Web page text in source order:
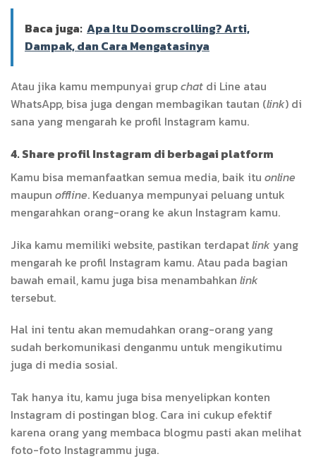
Baca juga: Apa Itu Doomscrolling? Arti,
Dampak, dan Cara Mengatasinya
Atau jika kamu mempunyai grupchat di Line atau
WhatsApp, bisa juga dengan membagikan tautan (link) di
sana yang mengarah ke profil Instagram kamu.
4. Share profil Instagram di berbagai platform
Kamu bisa memanfaatkan semua media, baik itu online
maupun offline. Keduanya mempunyai peluang untuk
mengarahkan orang-orang ke akun Instagram kamu.
Jika kamu memiliki website, pastikan terdapatlink yang
mengarah ke profil Instagram kamu. Atau pada bagian
bawah email, kamu juga bisa menambahkan link
tersebut.
Hal ini tentu akan memudahkan orang-orang yang
sudah berkomunikasi denganmu untuk mengikutimu
juga di media sosial.
Tak hanya itu, kamu juga bisa menyelipkan konten
Instagram di postingan blog. Cara ini cukup efektif
karena orang yang membaca blogmu pasti akan melihat
foto-foto Instagrammu juga.